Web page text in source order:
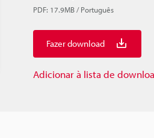
PDF: 17.9MB/Português
Fazer download
Adicionar à lista de